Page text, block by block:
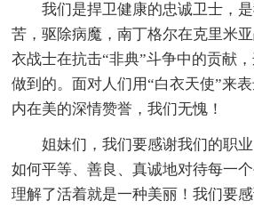
我们是捍卫健康的忠诚卫士，
苦，驱除病魔，南丁格尔在克里米
衣战士在抗击“非典”斗争中的贡献
做到的。面对人们用“白衣天使”来
内在美的深情赞誉，我们无愧！
姐妹们，我们要感谢我们的职
如何平等、善良、真诚地对待每一
理解了活着就是一种美丽！我们要